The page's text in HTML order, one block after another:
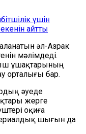
үшін
айтты
әл-Азрак
мәлімдеді.
ұшақтарының
орталығы бар.
әуеде
жерге
оқиға
шығын да